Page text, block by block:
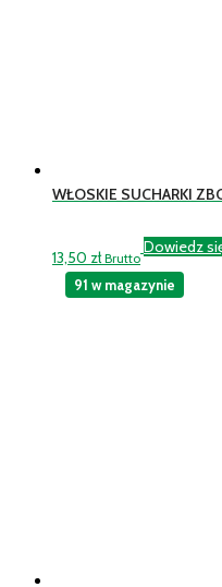
WŁOSKIE SUCHARKI
13,50 zł Brutto
Dowiedz
91 w magazynie